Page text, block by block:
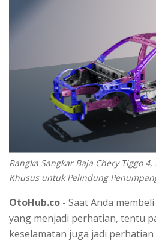
Rangka Sangkar Baja Chery Tiggo
Khusus untuk Pelindung
OtoHub.co - Saat Anda
yang menjadi perhatian, tentu
keselamatan juga jadi